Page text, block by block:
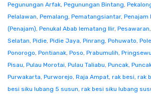
Pegunungan Arfak, Pegunungan Bintang,
Pelalawan, Pemalang, Pematangsiantar, Penajam
(Penajam), Penukal Abab lematang Ilir, Pesawaran,
Selatan, Pidie, Pidie Jaya, Pinrang, Pohuwato,
Ponorogo, Pontianak, Poso, Prabumulih, Pringsewu
Pisau, Pulau Morotai, Pulau Taliabu, Puncak,
Purwakarta, Purworejo, Raja Ampat, rak besi, rak
besi siku lubang 5 susun, rak besi siku lubang